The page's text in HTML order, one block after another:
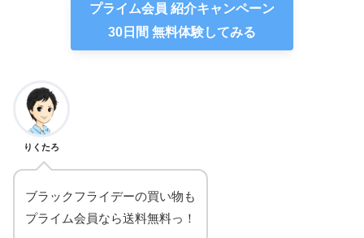
プライム会員 紹介キャンペーン
30日間 無料体験してみる
りくたろ
ブラックフライデーの買い物も
プライム会員なら送料無料っ！